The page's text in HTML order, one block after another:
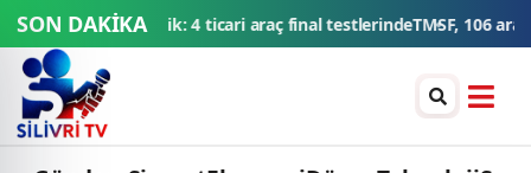
SON DAKİKA
TMSF, 106 aracı ihaleyle satışa sunacakDüğün konvoyuna